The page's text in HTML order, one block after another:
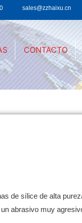
sales@zzhaixu.cn
CONTACTO
de sílice de alta
abrasivo muy